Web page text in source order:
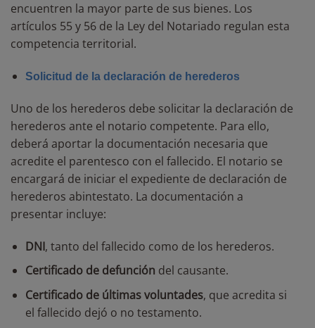
encuentren la mayor parte de sus bienes. Los
artículos 55 y 56 de la Ley del Notariado regulan esta
competencia territorial.
Solicitud de la declaración de herederos
Uno de los herederos debe solicitar la declaración de
herederos ante el notario competente. Para ello,
deberá aportar la documentación necesaria que
acredite el parentesco con el fallecido. El notario se
encargará de iniciar el expediente de declaración de
herederos abintestato. La documentación a
presentar incluye:
DNI, tanto del fallecido como de los herederos.
Certificado de defunción del causante.
Certificado de últimas voluntades, que acredita si
el fallecido dejó o no testamento.